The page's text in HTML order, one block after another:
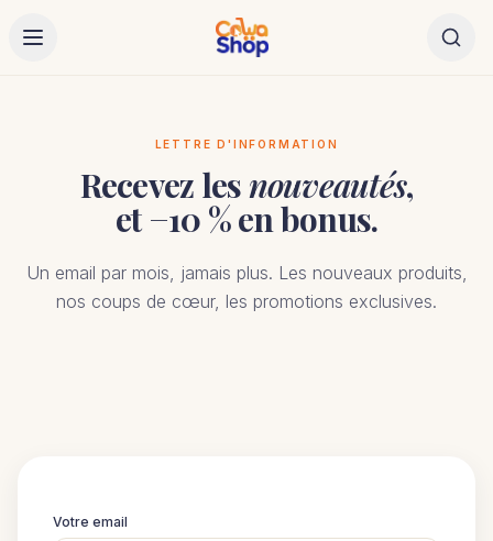
LETTRE D'INFORMATION
Recevez lesnouveautés,
et −10 % en bonus.
Un email par mois, jamais plus. Les nouveaux produits,
nos coups de cœur, les promotions exclusives.
Votre email